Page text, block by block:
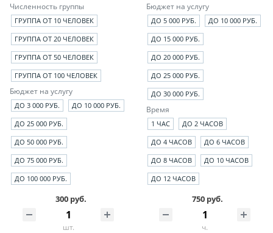
Численность группы
ГРУППА ОТ 10 ЧЕЛОВЕК
ГРУППА ОТ 20 ЧЕЛОВЕК
ГРУППА ОТ 50 ЧЕЛОВЕК
ГРУППА ОТ 100 ЧЕЛОВЕК
Бюджет на услугу
ДО 3 000 РУБ.
ДО 10 000 РУБ.
ДО 25 000 РУБ.
ДО 50 000 РУБ.
ДО 75 000 РУБ.
ДО 100 000 РУБ.
300 руб.
шт.
Бюджет на услугу
ДО 5 000 РУБ.
ДО 10 000 РУБ.
ДО 15 000 РУБ.
ДО 20 000 РУБ.
ДО 25 000 РУБ.
ДО 30 000 РУБ.
Время
1 ЧАС
ДО 2 ЧАСОВ
ДО 4 ЧАСОВ
ДО 6 ЧАСОВ
ДО 8 ЧАСОВ
ДО 10 ЧАСОВ
ДО 12 ЧАСОВ
750 руб.
ч.